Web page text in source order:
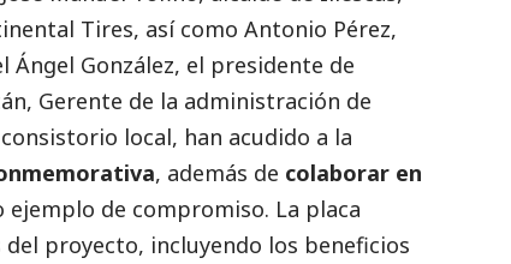
Tires, así como Antonio Pérez,
Ángel González, el presidente de
Gerente de la administración de
local, han acudido a la
, además de colaborar en
ejemplo de compromiso. La placa
proyecto, incluyendo los beneficios